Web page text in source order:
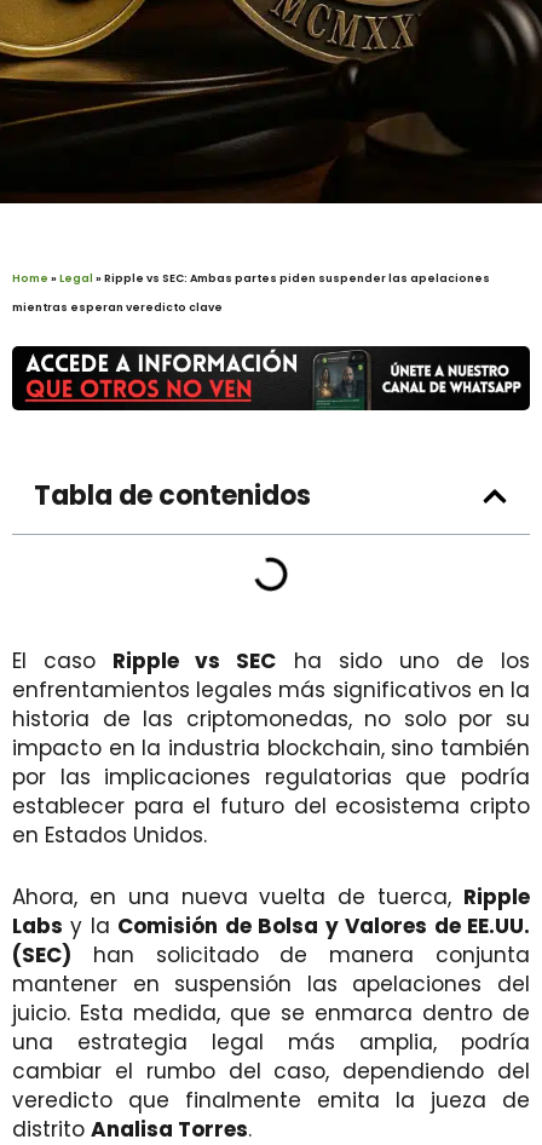
Home »Legal »Ripple vs SEC: Ambas partes piden suspender las apelaciones
mientras esperan veredicto clave
Tabla de contenidos
El caso Ripple vs SEC ha sido uno de los
enfrentamientos legales más significativos en la
historia de las criptomonedas, no solo por su
impacto en la industria blockchain, sino también
por las implicaciones regulatorias que podría
establecer para el futuro del ecosistema cripto
en Estados Unidos.
Ahora, en una nueva vuelta de tuerca, Ripple
Labs y la Comisión de Bolsa y Valores de EE.UU.
(SEC) han solicitado de manera conjunta
mantener en suspensión las apelaciones del
juicio. Esta medida, que se enmarca dentro de
una estrategia legal más amplia, podría
cambiar el rumbo del caso, dependiendo del
veredicto que finalmente emita la jueza de
distrito Analisa Torres.